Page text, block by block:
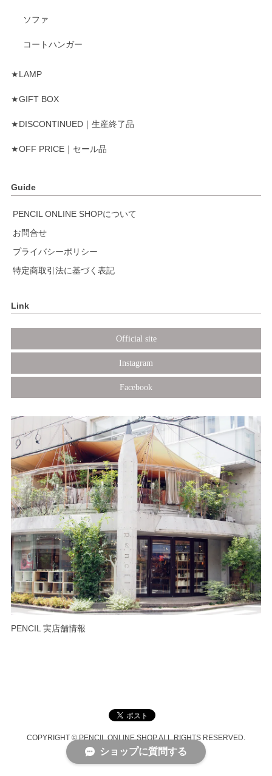
ソファ
コートハンガー
★LAMP
★GIFT BOX
★DISCONTINUED｜生産終了品
★OFF PRICE｜セール品
Guide
PENCIL ONLINE SHOPについて
お問合せ
プライバシーポリシー
特定商取引法に基づく表記
Link
Official site
Instagram
Facebook
PENCIL 実店舗情報
COPYRIGHT © PENCIL ONLINE SHOP ALL RIGHTS RESERVED.
ショップに質問する